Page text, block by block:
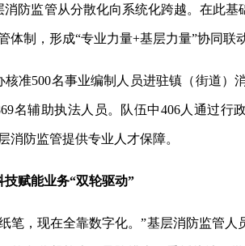
消防监管从分散化向系统化跨越。在此
体制，形成“专业力量+基层力量”协同联
核准500名事业编制人员进驻镇（街道）
名辅助执法人员。队伍中406人通过行
消防监管提供专业人才保障。
技赋能业务“双轮驱动”
笔，现在全靠数字化。”基层消防监管